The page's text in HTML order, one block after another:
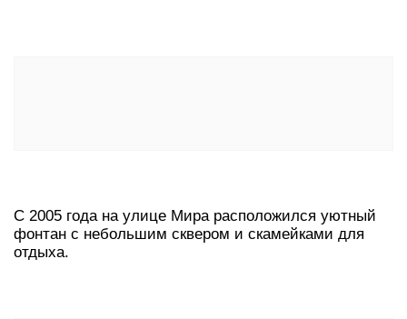
С 2005 года на улице Мира расположился уютный
фонтан с небольшим сквером и скамейками для
отдыха.